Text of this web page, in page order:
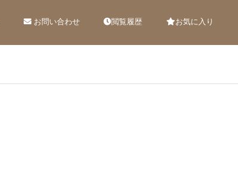
お問い合わせ 閲覧履歴 お気に入り